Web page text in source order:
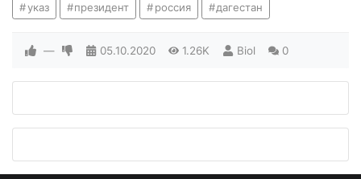
указ президент россия дагестан
— 05.10.2020 1.26K Biol 0